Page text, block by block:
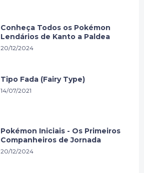
Conheça Todos os Pokémon
Lendários de Kanto a Paldea
20/12/2024
Tipo Fada (Fairy Type)
14/07/2021
Pokémon Iniciais - Os Primeiros
Companheiros de Jornada
20/12/2024